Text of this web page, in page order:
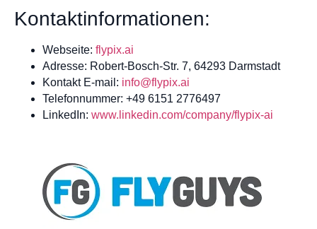
Kontaktinformationen:
Webseite: flypix.ai
Adresse: Robert-Bosch-Str. 7, 64293 Darmstadt
Kontakt E-mail: info@flypix.ai
Telefonnummer: +49 6151 2776497
LinkedIn: www.linkedin.com/company/flypix-ai